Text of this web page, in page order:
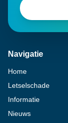
Navigatie
Home
Letselschade
Informatie
Nieuws